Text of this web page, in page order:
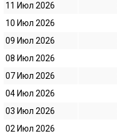
11 Июл 2026
10 Июл 2026
09 Июл 2026
08 Июл 2026
07 Июл 2026
04 Июл 2026
03 Июл 2026
02 Июл 2026